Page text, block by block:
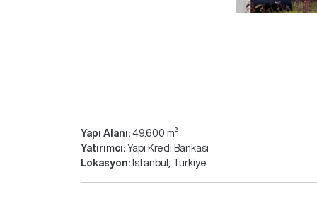
Yapı Alanı: 49.600 m²
Yatırımcı: Yapı Kredi Bankası
Lokasyon: Istanbul, Turkiye